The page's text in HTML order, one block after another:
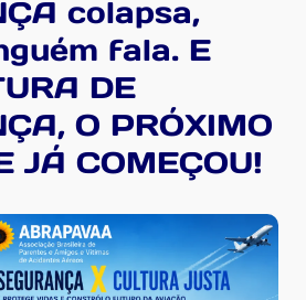
colapsa,
fala. E
DE
O PRÓXIMO
JÁ COMEÇOU!